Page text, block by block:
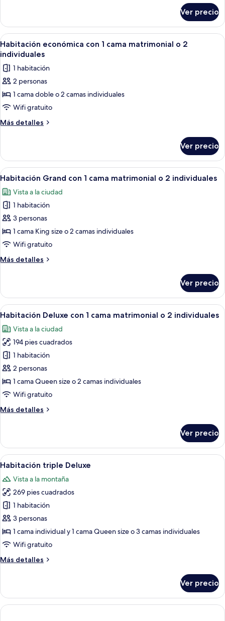
familiar
Ver precio
Abrir
todas
las
fotos
de
Habitación
económica
con
matrimonial
o
2
individuales
Una cama bien hecha con sábanas
3
Habitación económica con 1 cama matrimonial o 2
individuales
1 habitación
2 personas
1 cama doble o 2 camas individuales
Wifi gratuito
Más detalles
Más
económica
con
1
matrimonial
o
individuales
Ver precio
Abrir
todas
las
fotos
de
Habitación
Grand
1
o
2
individuales
Vista desde una ventana sobre un
7
Habitación Grand con 1 cama matrimonial o 2 individuales
Vista a la ciudad
1 habitación
3 personas
1 cama King size o 2 camas individuales
Wifi gratuito
Más detalles
Más
Grand
con
1
matrimonial
o
2
individuales
Ver precio
Abrir
todas
las
fotos
de
Habitación
Deluxe
con
cama
2
individuales
Habitación de hotel con una cama
1
Habitación Deluxe con 1 cama matrimonial o 2 individuales
Vista a la ciudad
194 pies cuadrados
1 habitación
2 personas
1 cama Queen size o 2 camas individuales
Wifi gratuito
Más detalles
Más
Deluxe
con
1
matrimonial
o
2
individuales
Ver precio
Abrir
todas
las
fotos
de
Habitación
triple
Deluxe
Habitación de hotel con dos camas,
1
Habitación triple Deluxe
Vista a la montaña
269 pies cuadrados
1 habitación
3 personas
1 cama individual y 1 cama Queen size o 3 camas individuales
Wifi gratuito
Más detalles
Más
triple
Deluxe
Ver precio